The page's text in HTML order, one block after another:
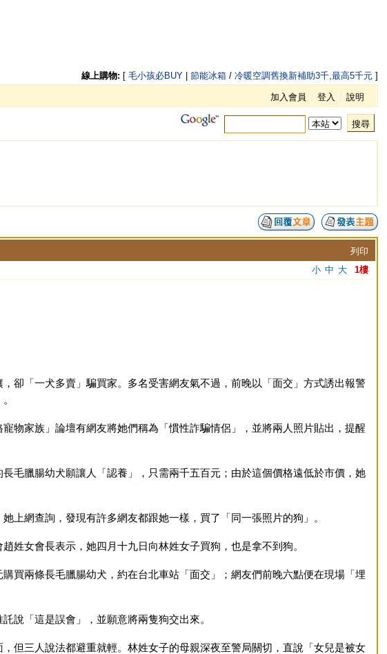
線上購物: [ 毛小孩必BUY| 節能冰箱/ 冷暖空調舊換新補助3千,最高5千元]
加入會員 登入 說明
搜尋
列印
1樓
大
中
小
卻「一犬多賣」騙買家。多名受害網友氣不過，前晚以「面交」方式誘出報警
物家族」論壇有網友將她們稱為「慣性詐騙情侶」，並將兩人照片貼出，提醒
毛臘腸幼犬願讓人「認養」，只需兩千五百元；由於這個價格遠低於市價，她
上網查詢，發現有許多網友都跟她一樣，買了「同一張照片的狗」。
姓女會長表示，她四月十九日向林姓女子買狗，也是拿不到狗。
買兩條長毛臘腸幼犬，約在台北車站「面交」；網友們前晚六點便在現場「埋
說「這是誤會」，並願意將兩隻狗交出來。
但三人說法都避重就輕。林姓女子的母親深夜至警局關切，直說「女兒是被女